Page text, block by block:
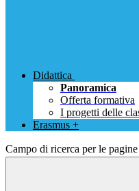
Didattica
Panoramica
Offerta formativa
I progetti delle
Erasmus +
Campo di ricerca per le